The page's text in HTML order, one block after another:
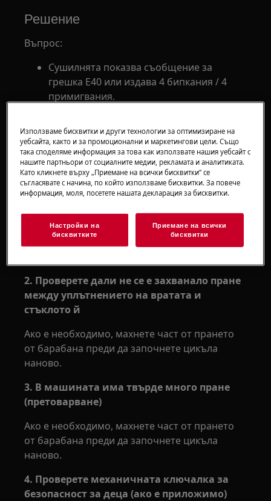
Решение
Въпрос:
Сушилнята показва съобщение за
грешка Е40 или издава 4 бипкания / 4
примигвания.
Сушилня към пералнята (интегрирана и
самостоятелна)
Решение:
затворена
Ако е необходимо, бутнете вратата здраво, за
2. Проверете дали не се е захванало пране
между уплътнението на вратата и
стъклото й
Ако е необходимо, махнете част от прането
от барабана преди да започнете цикъла
наново.
3. В машината има твърде много пране
(претоварване)
Ако е необходимо, махнете част от прането
от барабана преди да започнете цикъла
наново.
4. Проверете механичната ключалка за
безопасност за деца (ако е приложимо)
Използваме бисквитки и други технологии за оптимизиране на
уебсайта, както и за промоционални и маркетингови цели. Също
така споделяме информация за това как използвате нашия уебсайт с
нашите партньори от социалните медии, рекламата и аналитиката.
Като кликнете върху „Приемане на всички бисквитки“ се
съгласявате с начина, по който използваме бисквитки. За повече
информация, моля, посетете нашата декларация за бисквитки.
Настройки на
бисквитките
Приемане на всички
бисквитки